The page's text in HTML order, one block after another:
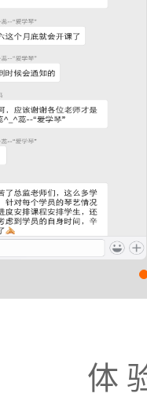
体